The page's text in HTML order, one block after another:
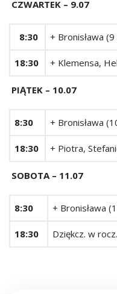
CZWARTEK ­– 9.07
8:30 + Bronisława (9
18:30 + Klemensa,
PIĄTEK – 10.07
8:30 + Bronisława
18:30 + Piotra,
SOBOTA – 11.07
8:30 + Bronisława
18:30 Dziękcz. w